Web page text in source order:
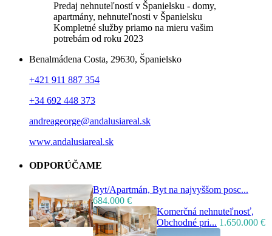
Predaj nehnuteľností v Španielsku - domy,
apartmány, nehnuteľnosti v Španielsku
Kompletné služby priamo na mieru vašim
potrebám od roku 2023
Benalmádena Costa, 29630, Španielsko
+421 911 887 354
+34 692 448 373
andreageorge@andalusiareal.sk
www.andalusiareal.sk
ODPORÚČAME
Byt/Apartmán, Byt na najvyššom posc...
684.000 €
Komerčná nehnuteľnosť,
Obchodné pri... 1.650.000 €